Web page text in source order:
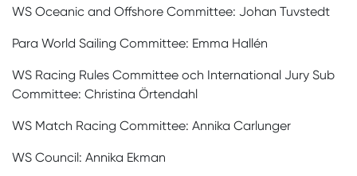
WS Oceanic and Offshore Committee: Johan Tuvstedt
Para World Sailing Committee: Emma Hallén
WS Racing Rules Committee och International Jury Sub
Committee: Christina Örtendahl
WS Match Racing Committee: Annika Carlunger
WS Council: Annika Ekman